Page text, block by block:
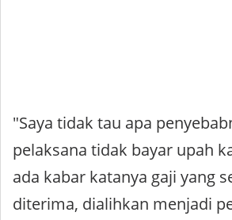
"Saya tidak tau apa
pelaksana tidak bayar upah
ada kabar katanya gaji yang
diterima, dialihkan menjadi